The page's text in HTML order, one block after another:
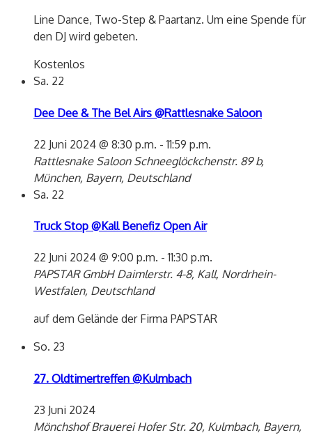
Line Dance, Two-Step & Paartanz. Um eine Spende für
den DJ wird gebeten.
Kostenlos
Sa. 22
Dee Dee & The Bel Airs @Rattlesnake Saloon
22 Juni 2024 @ 8:30 p.m. -11:59 p.m.
Rattlesnake Saloon Schneeglöckchenstr. 89 b,
München, Bayern, Deutschland
Sa. 22
Truck Stop @Kall Benefiz Open Air
22 Juni 2024 @ 9:00 p.m. -11:30 p.m.
PAPSTAR GmbH Daimlerstr. 4-8, Kall, Nordrhein-
Westfalen, Deutschland
auf dem Gelände der Firma PAPSTAR
So. 23
27. Oldtimertreffen @Kulmbach
23 Juni 2024
Mönchshof BrauereiHofer Str. 20, Kulmbach, Bayern,